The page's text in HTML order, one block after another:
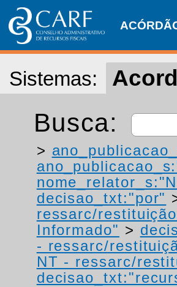
Sistemas:
Busca:
>
decisao_txt:"por"
ressarc/
Informado" >
- ressarc/
NT - ressarc/